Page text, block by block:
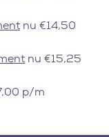
nu €14,50
nu €15,25
p/m